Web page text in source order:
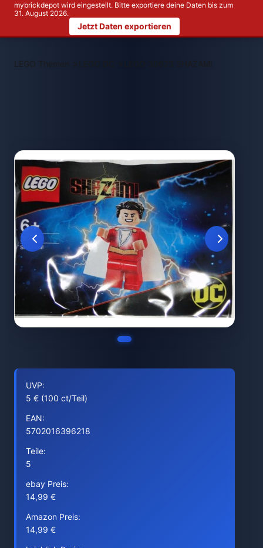
mybrickdepot wird eingestellt. Bitte exportiere deine Daten bis zum
31. August 2026.
Jetzt Daten exportieren
LEGO Themen > LEGO 30623 SHAZAM!
UVP:
5 € (100 ct/Teil)
EAN:
5702016396218
Teile:
5
ebay Preis:
14,99 €
Amazon Preis:
14,99 €